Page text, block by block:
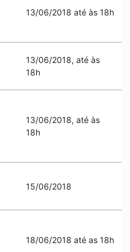
13/06/2018 até às 18h
13/06/2018, até às
18h
13/06/2018, até às
18h
15/06/2018
18/06/2018 até as 18h